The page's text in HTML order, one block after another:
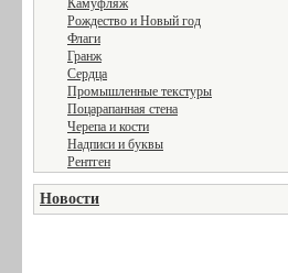
Камуфляж
Рождество и Новый год
Флаги
Гранж
Сердца
Промышленные текстуры
Поцарапанная стена
Черепа и кости
Надписи и буквы
Рентген
Новости